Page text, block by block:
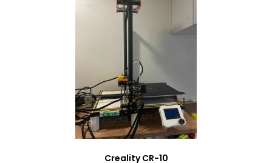
Creality CR-10